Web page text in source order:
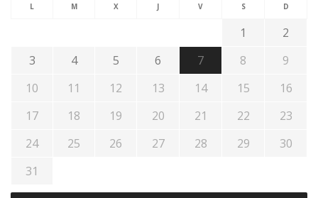
L M X J V S D
1
2
3
4 5 6 7 8
9
10
11 12 13 14 15
16
17
18 19 20 21 22
23
24
25 26 27 28 29
30
31